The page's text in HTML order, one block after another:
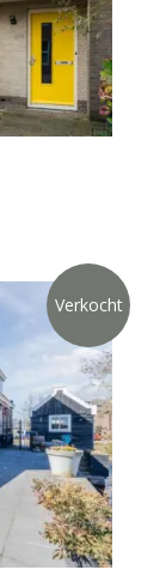
Verkocht